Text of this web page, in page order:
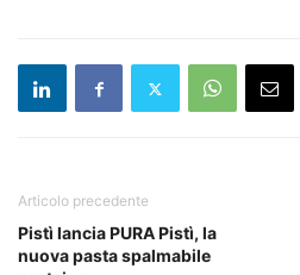
Articolo precedente
Pistì lancia PURA Pistì, la
nuova pasta spalmabile